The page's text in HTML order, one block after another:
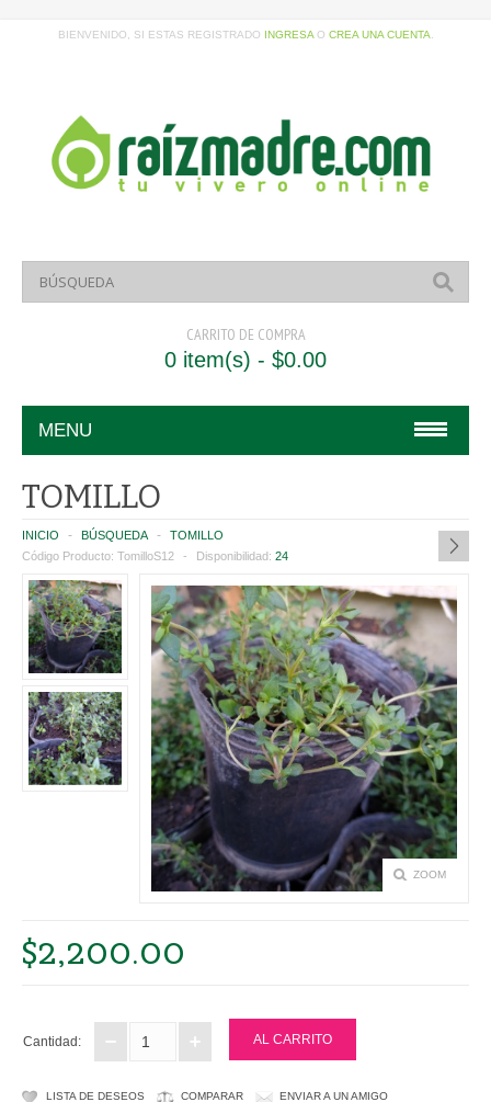
BIENVENIDO, SI ESTAS REGISTRADO INGRESAO CREA UNA CUENTA
CARRITO DE COMPRA
0 item(s) - $0.00
MENU
CATEGORIES
PLANTAS
HUERTA Y AROMÁTICAS
SUCULENTAS Y CACTUS
PLANTINES FLORALES
INTERIOR
TERRACOTA
PLASTICAS
TOMILLO
INICIO BÚSQUEDA
TOMILLO
Código Producto: TomilloS12 Disponibilidad: 24
ZOOM
$2,200.00
Cantidad:
LISTA DE DESEOS COMPARAR ENVIAR A UN AMIGO